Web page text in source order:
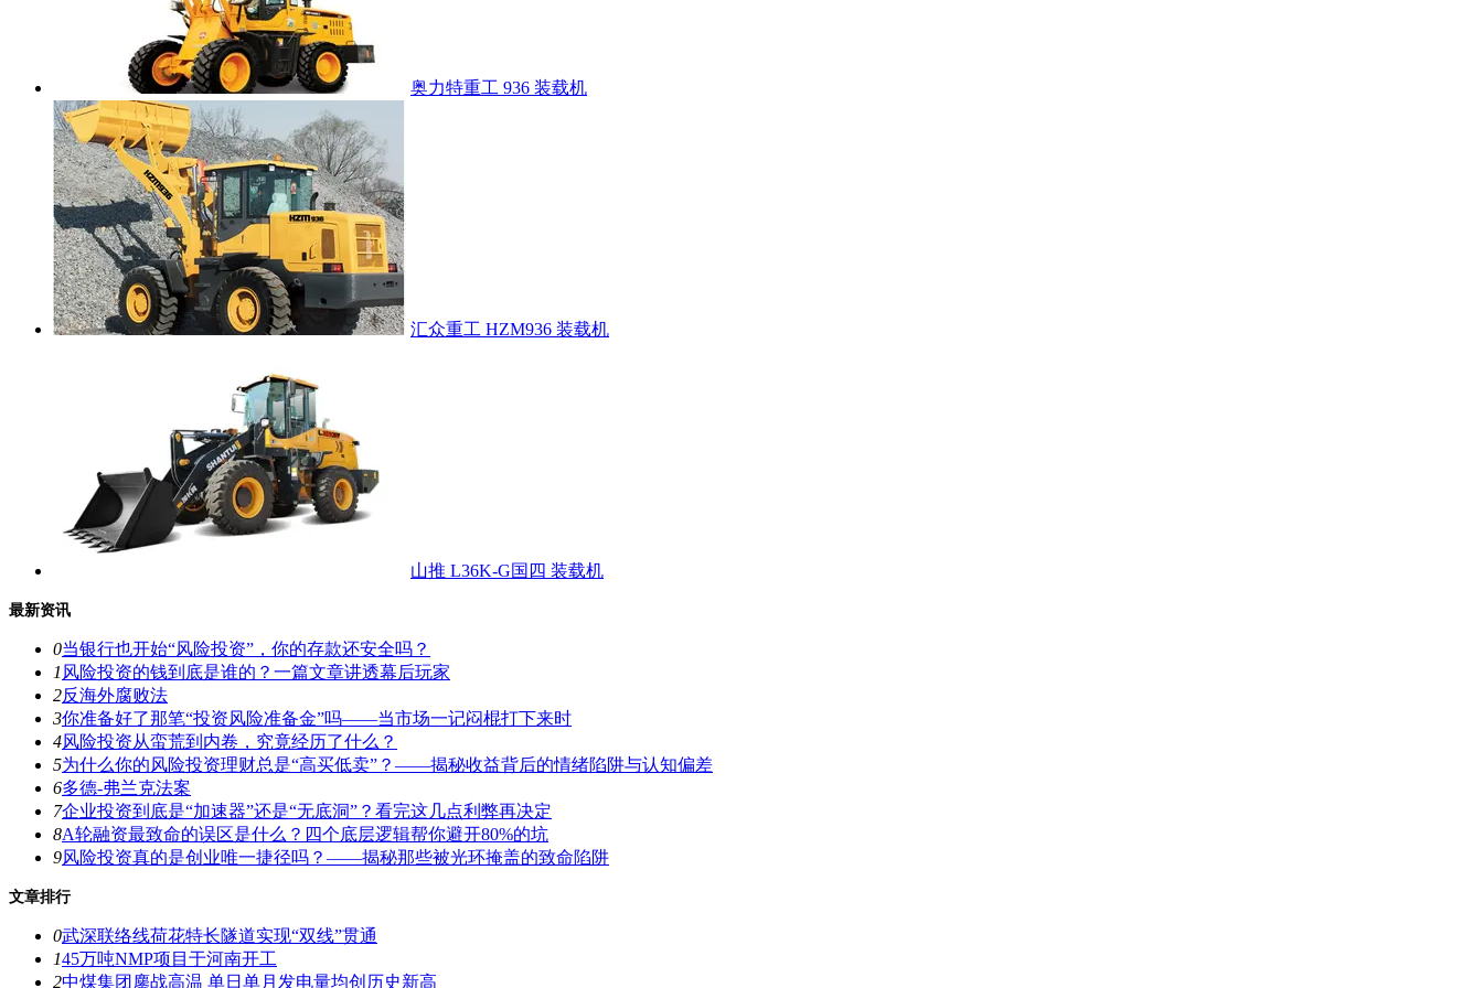
奥力特重工 936 装载机
汇众重工 HZM936 装载机
山推 L36K-G国四 装载机
最新资讯
0当银行也开始“风险投资”，你的存款还安全吗？
1 风险投资的钱到底是谁的？一篇文章讲透幕后玩家
2反海外腐败法
3你准备好了那笔“投资风险准备金”吗——当市场一记闷棍打下来时
4风险投资从蛮荒到内卷，究竟经历了什么？
5为什么你的风险投资理财总是“高买低卖”？——揭秘收益背后的情绪陷阱与认知偏差
6多德-弗兰克法案
7企业投资到底是“加速器”还是“无底洞”？看完这几点利弊再决定
8A轮融资最致命的误区是什么？四个底层逻辑帮你避开80%的坑
9风险投资真的是创业唯一捷径吗？——揭秘那些被光环掩盖的致命陷阱
文章排行
0武深联络线荷花特长隧道实现“双线”贯通
145万吨NMP项目于河南开工
2中煤集团鏖战高温 单日单月发电量均创历史新高